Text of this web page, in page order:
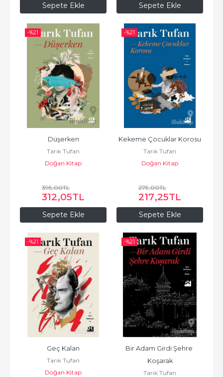
Sepete Ekle Sepete Ekle
-%21
Sepete Ekle
Düşerken
Tarık Tufan
Doğan Kitap
395,00TL
312,05TL
-%21
Sepete Ekle
Kekeme Çocuklar Korosu
Tarık Tufan
Doğan Kitap
275,00TL
217,25TL
-%21
Geç Kalan
Tarık Tufan
Doğan Kitap
-%21
Bir Adam Girdi Şehre
Koşarak
Tarık Tufan